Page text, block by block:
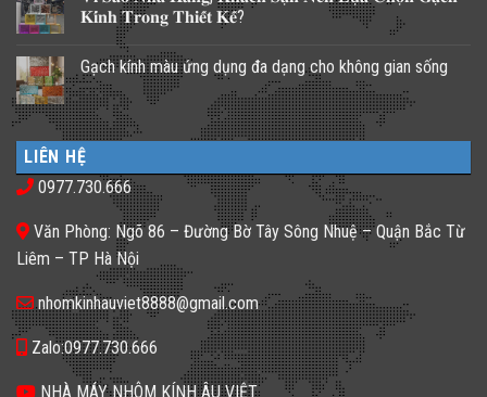
luận
ở
pháp
lấy
ánh
sáng
cho
nhà
phố
thiếu
sáng
tối
𝐊𝐢́𝐧𝐡 𝐓𝐫𝐨𝐧𝐠 𝐓𝐡𝐢𝐞̂́𝐭 𝐊𝐞̂́?
bình
luận
ở
𝐕𝐢̀
𝐒𝐚𝐨
𝐍𝐡𝐚̀
𝐇𝐚̀𝐧𝐠,
𝐊𝐡𝐚́𝐜𝐡
𝐒𝐚̣𝐧
𝐍𝐞̂𝐧
𝐂𝐡𝐨̣𝐧
𝐆𝐚̣𝐜𝐡
𝐊𝐢́𝐧𝐡
𝐓𝐫𝐨𝐧𝐠
𝐓𝐡𝐢𝐞̂́𝐭
𝐊𝐞̂́?
Gạch kính màu ứng dụng đa dạng cho không gian sống
Không
có
bình
luận
ở
Gạch
kính
màu
đa
dạng
cho
không
gian
sống
LIÊN HỆ
0977.730.666
Văn Phòng: Ngõ 86 – Đường Bờ Tây Sông Nhuệ – Quận Bắc Từ
Liêm – TP Hà Nội
nhomkinhauviet8888@gmail.com
Zalo:0977.730.666
NHÀ MÁY NHÔM KÍNH ÂU VIỆT